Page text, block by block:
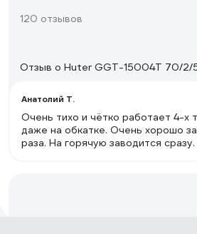
120 отзывов
Отзыв о Huter GGT-15004Т 70/2/
Анатолий Т.
Очень тихо и чётко работает 4-х
даже на обкатке. Очень хорошо
раза. На горячую заводится
бензина. Неплохая развесовка.
пострадал. Даже обороты
Масло в цилиндр не попало. Нет